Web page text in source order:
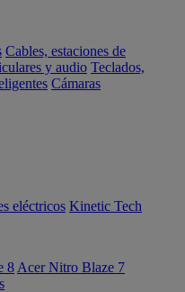
Cables, estaciones de
y audio Teclados,
Cámaras
eléctricos Kinetic Tech
8 Acer Nitro Blaze 7